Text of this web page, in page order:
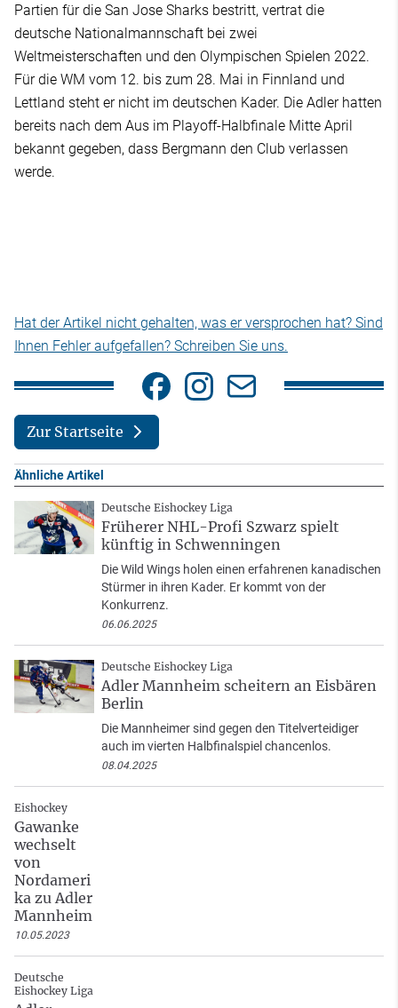
Partien für die San Jose Sharks bestritt, vertrat die
deutsche Nationalmannschaft bei zwei
Weltmeisterschaften und den Olympischen Spielen 2022.
Für die WM vom 12. bis zum 28. Mai in Finnland und
Lettland steht er nicht im deutschen Kader. Die Adler hatten
bereits nach dem Aus im Playoff-Halbfinale Mitte April
bekannt gegeben, dass Bergmann den Club verlassen
werde.
Hat der Artikel nicht gehalten, was er versprochen hat? Sind
Ihnen Fehler aufgefallen? Schreiben Sie uns.
Zur Startseite
Ähnliche Artikel
Deutsche Eishockey Liga
Früherer NHL-Profi Szwarz spielt
künftig in Schwenningen
Die Wild Wings holen einen erfahrenen kanadischen
Stürmer in ihren Kader. Er kommt von der
Konkurrenz.
06.06.2025
Deutsche Eishockey Liga
Adler Mannheim scheitern an Eisbären
Berlin
Die Mannheimer sind gegen den Titelverteidiger
auch im vierten Halbfinalspiel chancenlos.
08.04.2025
Eishockey
Gawanke
wechselt
von
Nordameri
ka zu Adler
Mannheim
10.05.2023
Deutsche
Eishockey Liga